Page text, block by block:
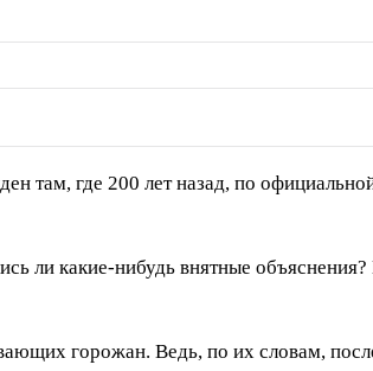
там, где 200 лет назад, по
ли какие-нибудь внятные
горожан. Ведь, по их словам,